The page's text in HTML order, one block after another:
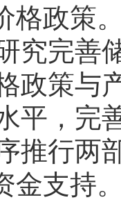
格政策
究完善
政策与
平，完
推行两
金支持